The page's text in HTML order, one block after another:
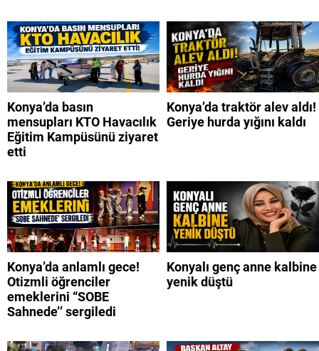
Konya’da basın
mensupları KTO Havacılık
Eğitim Kampüsünü ziyaret
etti
Konya’da traktör alev aldı!
Geriye hurda yığını kaldı
Konya’da anlamlı gece!
Otizmli öğrenciler
emeklerini “SOBE
Sahnede’’ sergiledi
Konyalı genç anne kalbine
yenik düştü